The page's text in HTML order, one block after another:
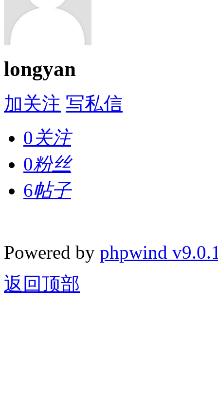
longyan
加关注 写私信
0关注
0粉丝
6帖子
Powered by phpwind
返回顶部